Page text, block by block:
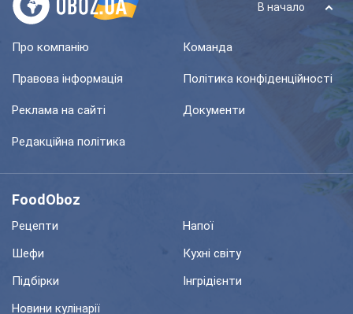
В начало
Про компанію Команда
Правова інформація Політика конфіденційності
Реклама на сайті Документи
Редакційна політика
FoodOboz
Рецепти
Напої
Шефи
Кухні світу
Підбірки
Інгрідієнти
Новини кулінарії